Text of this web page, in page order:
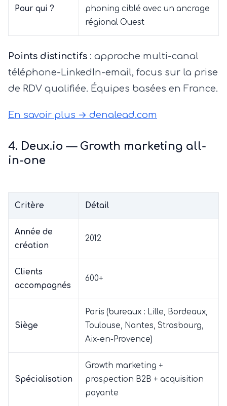
Pour qui ?
phoning ciblé avec un ancrage
régional Ouest
Points distinctifs : approche multi-canal
téléphone-LinkedIn-email, focus sur la prise
de RDV qualifiée. Équipes basées en France.
En savoir plus → denalead.com
4. Deux.io — Growth marketing all-
in-one
Critère Détail
Année de
création
2012
Clients
accompagnés
600+
Siège
Paris (bureaux : Lille, Bordeaux,
Toulouse, Nantes, Strasbourg,
Aix-en-Provence)
Spécialisation
Growth marketing +
prospection B2B + acquisition
payante